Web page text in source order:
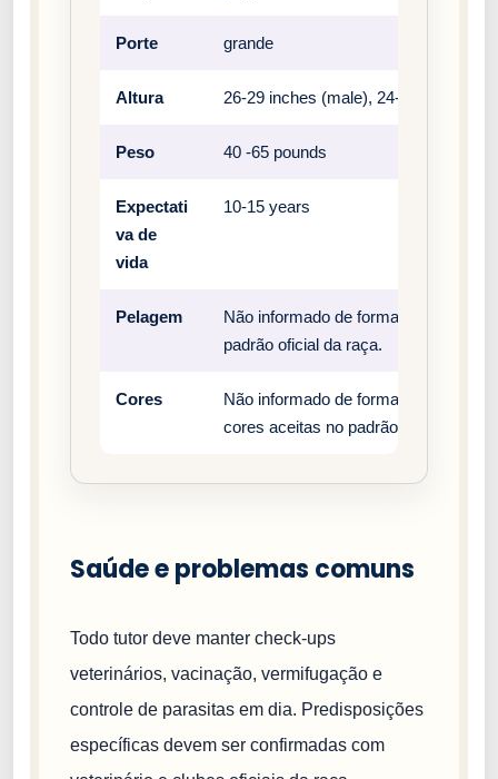
Porte grande
Altura 26-29 inches (male), 24-27 inches
Peso 40 -65 pounds
Expectati
va de
vida
10-15 years
Pelagem
Não informado de forma estruturada
padrão oficial da raça.
Cores
Não informado de forma estruturada
cores aceitas no padrão oficial da
Saúde e problemas comuns
Todo tutor deve manter check-ups
veterinários, vacinação, vermifugação e
controle de parasitas em dia. Predisposições
específicas devem ser confirmadas com